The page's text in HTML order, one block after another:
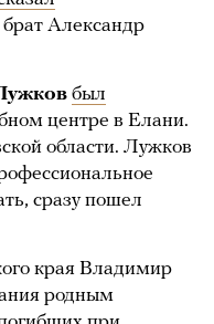
Александр
был
центре в Елани.
области. Лужков
сразу пошел
края Владимир
родным